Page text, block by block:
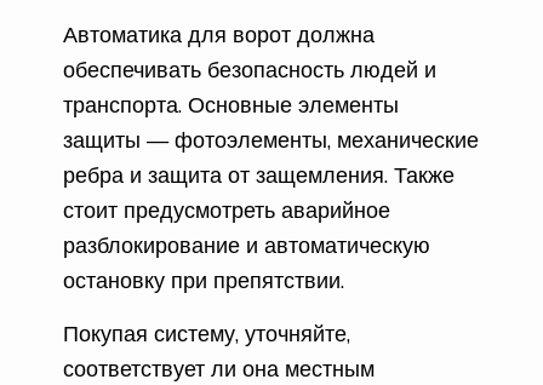
Автоматика для ворот должна
обеспечивать безопасность людей и
транспорта. Основные элементы
защиты — фотоэлементы, механические
ребра и защита от защемления. Также
стоит предусмотреть аварийное
разблокирование и автоматическую
остановку при препятствии.
Покупая систему, уточняйте,
соответствует ли она местным